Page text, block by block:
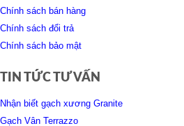
Chính sách bán hàng
Chính sách đổi trả
Chính sách bảo mật
TIN TỨC TƯ VẤN
Nhận biết gạch xương Granite
Gạch Vân Terrazzo